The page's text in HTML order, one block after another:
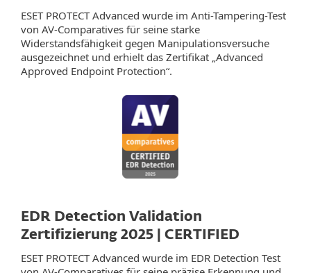
ESET PROTECT Advanced wurde im Anti-Tampering-Test
von AV-Comparatives für seine starke
Widerstandsfähigkeit gegen Manipulationsversuche
ausgezeichnet und erhielt das Zertifikat „Advanced
Approved Endpoint Protection“.
EDR Detection Validation
Zertifizierung 2025 | CERTIFIED
ESET PROTECT Advanced wurde im EDR Detection Test